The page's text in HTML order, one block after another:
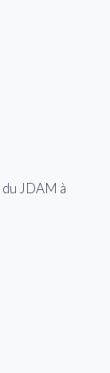
JDAM à